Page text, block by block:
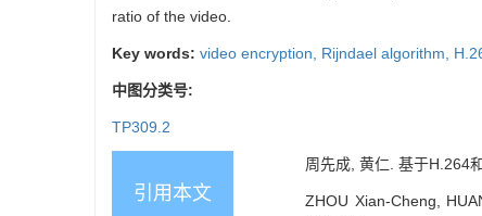
ratio of the video.
Key words: video encryption, Rijndael algorithm,
中图分类号:
TP309.2
引用本文
周先成, 黄仁. 基于H.264
ZHOU Xian-Cheng,